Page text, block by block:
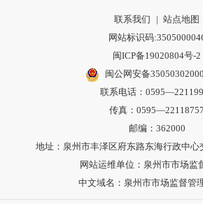
联系我们 | 站点地图
网站标识码
闽ICP备19020804号-2
闽公网安备
联系电话：
传真：0595—22118757
邮编：362000
地址：泉州市丰泽区府东路东海行政中心
网站运维单位：泉州市市场监
中文域名：泉州市市场监督管